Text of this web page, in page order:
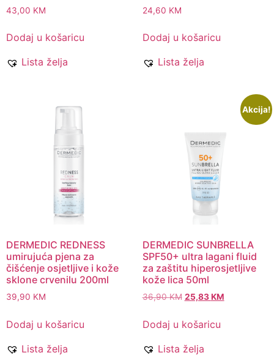
43,00 KM
Dodaj u košaricu
Lista želja
24,60 KM
Dodaj u košaricu
Lista želja
DERMEDIC REDNESS
umirujuća pjena za
čišćenje osjetljive i kože
sklone crvenilu 200ml
39,90 KM
Dodaj u košaricu
Lista želja
Akcija!
DERMEDIC SUNBRELLA
SPF50+ ultra lagani fluid
za zaštitu hiperosjetljive
kože lica 50ml
36,90KM 25,83KM
Dodaj u košaricu
Lista želja